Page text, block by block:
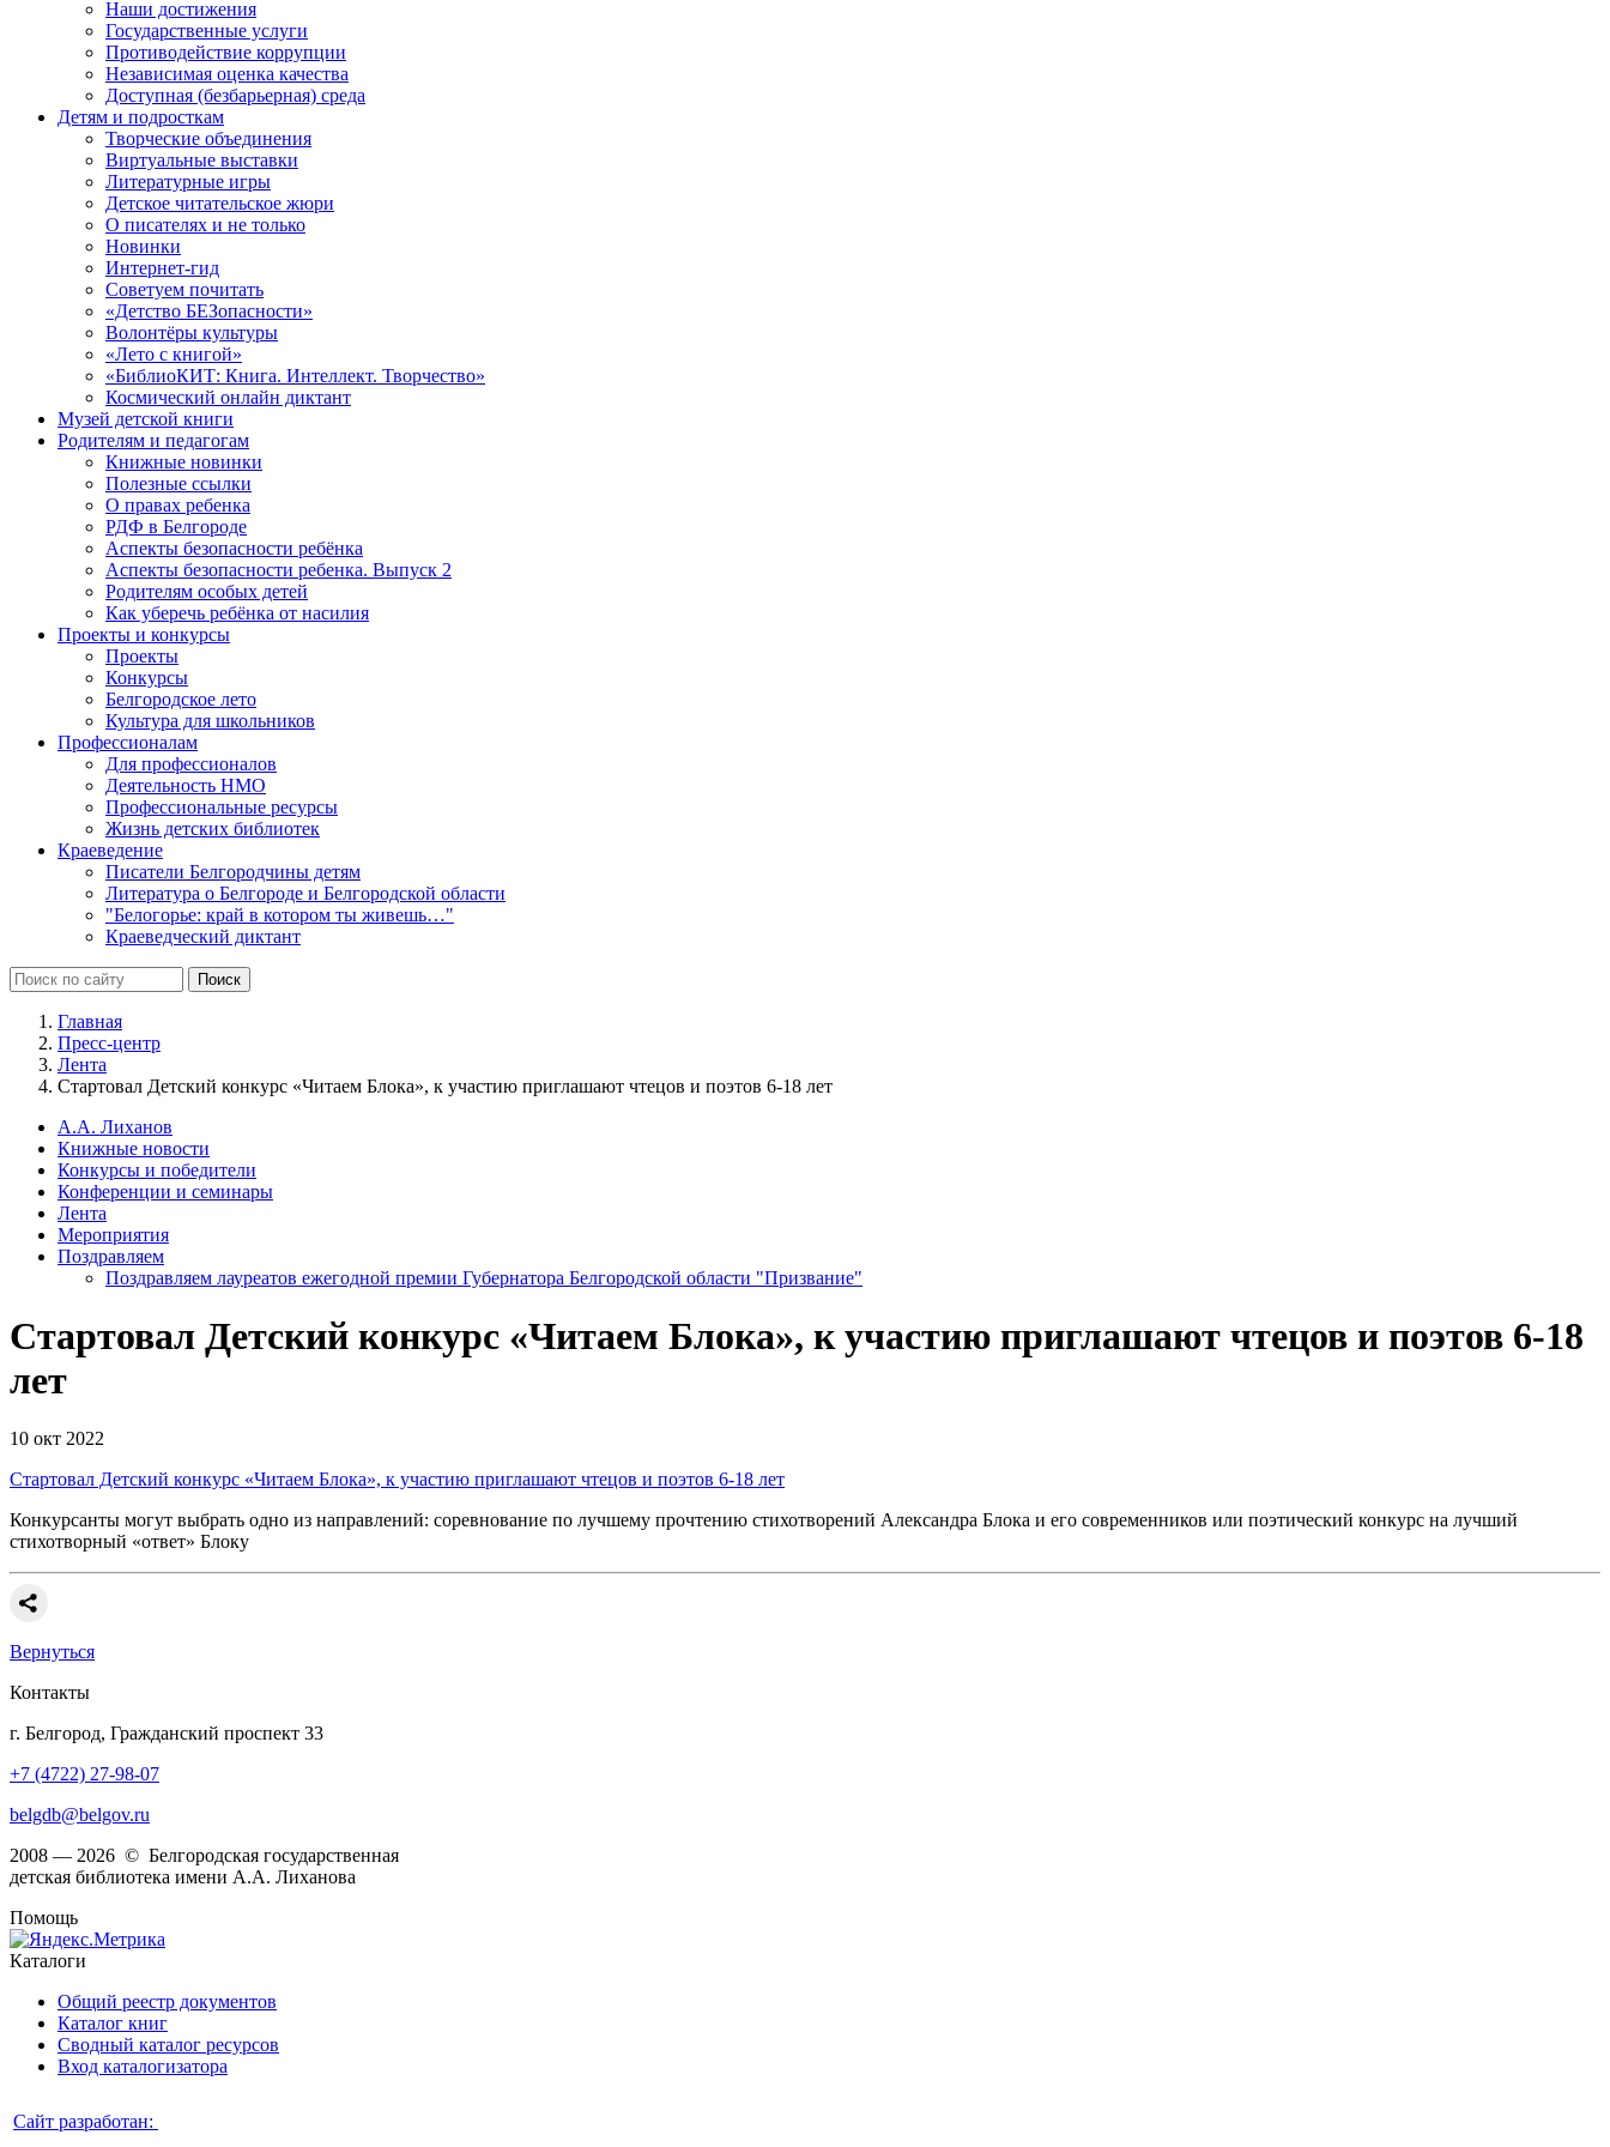
Наши достижения
Государственные услуги
Противодействие коррупции
Независимая оценка качества
Доступная (безбарьерная) среда
Детям и подросткам
Творческие объединения
Виртуальные выставки
Литературные игры
Детское читательское жюри
О писателях и не только
Новинки
Интернет-гид
Советуем почитать
«Детство БЕЗопасности»
Волонтёры культуры
«Лето с книгой»
«БиблиоКИТ: Книга. Интеллект. Творчество»
Космический онлайн диктант
Музей детской книги
Родителям и педагогам
Книжные новинки
Полезные ссылки
О правах ребенка
РДФ в Белгороде
Аспекты безопасности ребёнка
Аспекты безопасности ребенка. Выпуск 2
Родителям особых детей
Как уберечь ребёнка от насилия
Проекты и конкурсы
Проекты
Конкурсы
Белгородское лето
Культура для школьников
Профессионалам
Для профессионалов
Деятельность НМО
Профессиональные ресурсы
Жизнь детских библиотек
Краеведение
Писатели Белгородчины детям
Литература о Белгороде и Белгородской области
"Белогорье: край в котором ты живешь…"
Краеведческий диктант
Главная
Пресс-центр
Лента
Стартовал Детский конкурс «Читаем Блока», к участию приглашают чтецов и поэтов 6-18 лет
А.А. Лиханов
Книжные новости
Конкурсы и победители
Конференции и семинары
Лента
Мероприятия
Поздравляем
Поздравляем лауреатов ежегодной премии Губернатора Белгородской области "Призвание"
Стартовал Детский конкурс «Читаем Блока», к участию приглашают чтецов и поэтов 6-18
лет
10 окт 2022
Стартовал Детский конкурс «Читаем Блока», к участию приглашают чтецов и поэтов 6-18 лет
Конкурсанты могут выбрать одно из направлений: соревнование по лучшему прочтению стихотворений Александра Блока и его современников или поэтический конкурс на лучший
стихотворный «ответ» Блоку
Вернуться
Контакты
г. Белгород, Гражданский проспект 33
+7 (4722) 27-98-07
belgdb@belgov.ru
2008 — 2026 © Белгородская государственная
детская библиотека имени А.А. Лиханова
Помощь
Каталоги
Общий реестр документов
Каталог книг
Сводный каталог ресурсов
Вход каталогизатора
Сайт разработан: